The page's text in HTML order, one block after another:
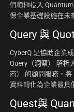
們積極投入
保企業基礎設施在未
Query 與
CyberQ 是協助企業
Query（洞察） 解析
商） 的顧問服務，
資料轉化為企業最具
Quest與